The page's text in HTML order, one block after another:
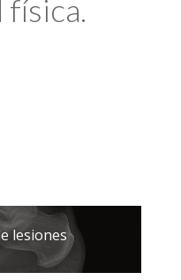
lesiones